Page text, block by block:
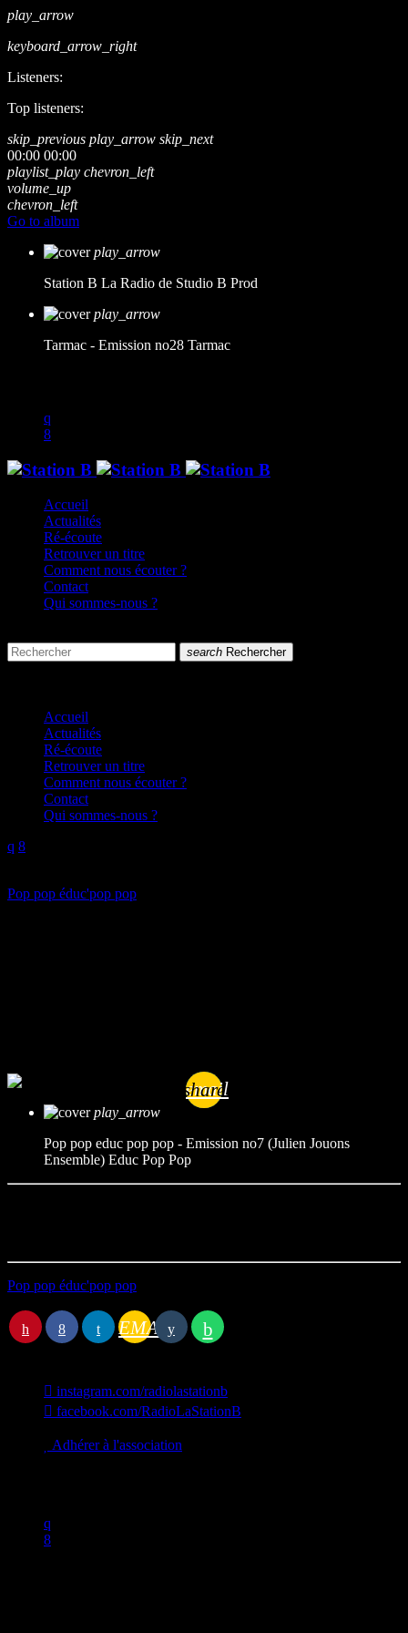
play_arrow
keyboard_arrow_right
Listeners:
Top listeners:
skip_previous play_arrow skip_next
00:00 00:00
playlist_play chevron_left
volume_up
chevron_left
Go to album
play_arrow
Station B La Radio de Studio B Prod
play_arrow
Tarmac - Emission no28 Tarmac
Accueil
Actualités
Ré-écoute
Retrouver un titre
Comment nous écouter ?
Contact
Qui sommes-nous ?
search Rechercher
Accueil
Actualités
Ré-écoute
Retrouver un titre
Comment nous écouter ?
Contact
Qui sommes-nous ?
Pop pop éduc'pop pop
share
email
play_arrow
Pop pop educ pop pop - Emission no7 (Julien Jouons
Ensemble) Educ Pop Pop
Pop pop éduc'pop pop
EMAIL
instagram.com/radiolastationb
facebook.com/RadioLaStationB
Adhérer à l'association